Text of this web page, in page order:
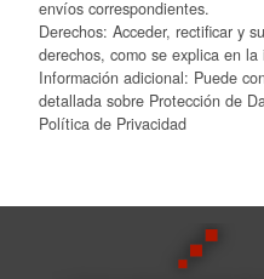
envíos correspondientes.
Derechos: Acceder, rectificar y
derechos, como se explica en
Información adicional: Puede
detallada sobre Protección de
Política de Privacidad